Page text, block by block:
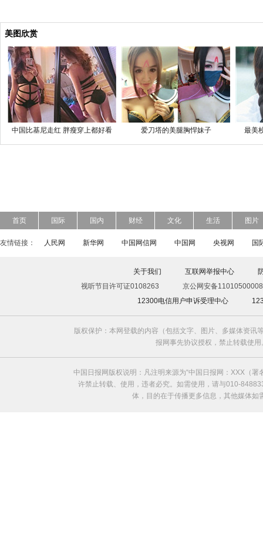
美图欣赏
中国比基尼走红 胖瘦穿上都好看 爱刀塔的美腿胸悍妹子 最美
首页 国际 国内 财经 文化 生活 图片
友情链接： 人民网 新华网 中国网信网 中国网 央视网 国
关于我们 互联网举报中心
视听节目许可证0108263
京公网安备
12300电信用户申诉受理中心
版权保护：本网登载的内容（包括文字、图片、多媒体资
报网事先协议授权，禁止转载使
中国日报网版权说明：凡注明来源为“中国日报网：XXX（
许禁止转载、使用，违者必究。如需使用，请与010-
体，目的在于传播更多信息，其他媒体